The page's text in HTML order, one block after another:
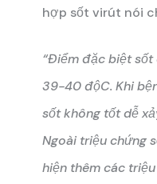
hợp sốt virút nói
“Điểm đặc biệt
39-40 độC. Khi
sốt không tốt dễ
Ngoài triệu chứng
hiện thêm các